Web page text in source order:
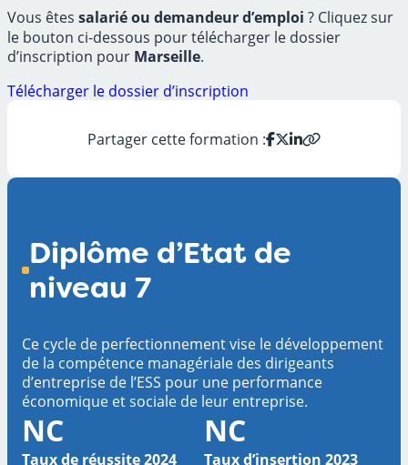
Vous êtes salarié ou demandeur d’emploi ? Cliquez sur
le bouton ci-dessous pour télécharger le dossier
d’inscription pour Marseille.
Télécharger le dossier d’inscription
Partager cette formation :
Diplôme d’Etat de
niveau 7
Ce cycle de perfectionnement vise le développement
de la compétence managériale des dirigeants
d’entreprise de l’ESS pour une performance
économique et sociale de leur entreprise.
NC
Taux de réussite 2024
NC
Taux d’insertion 2023